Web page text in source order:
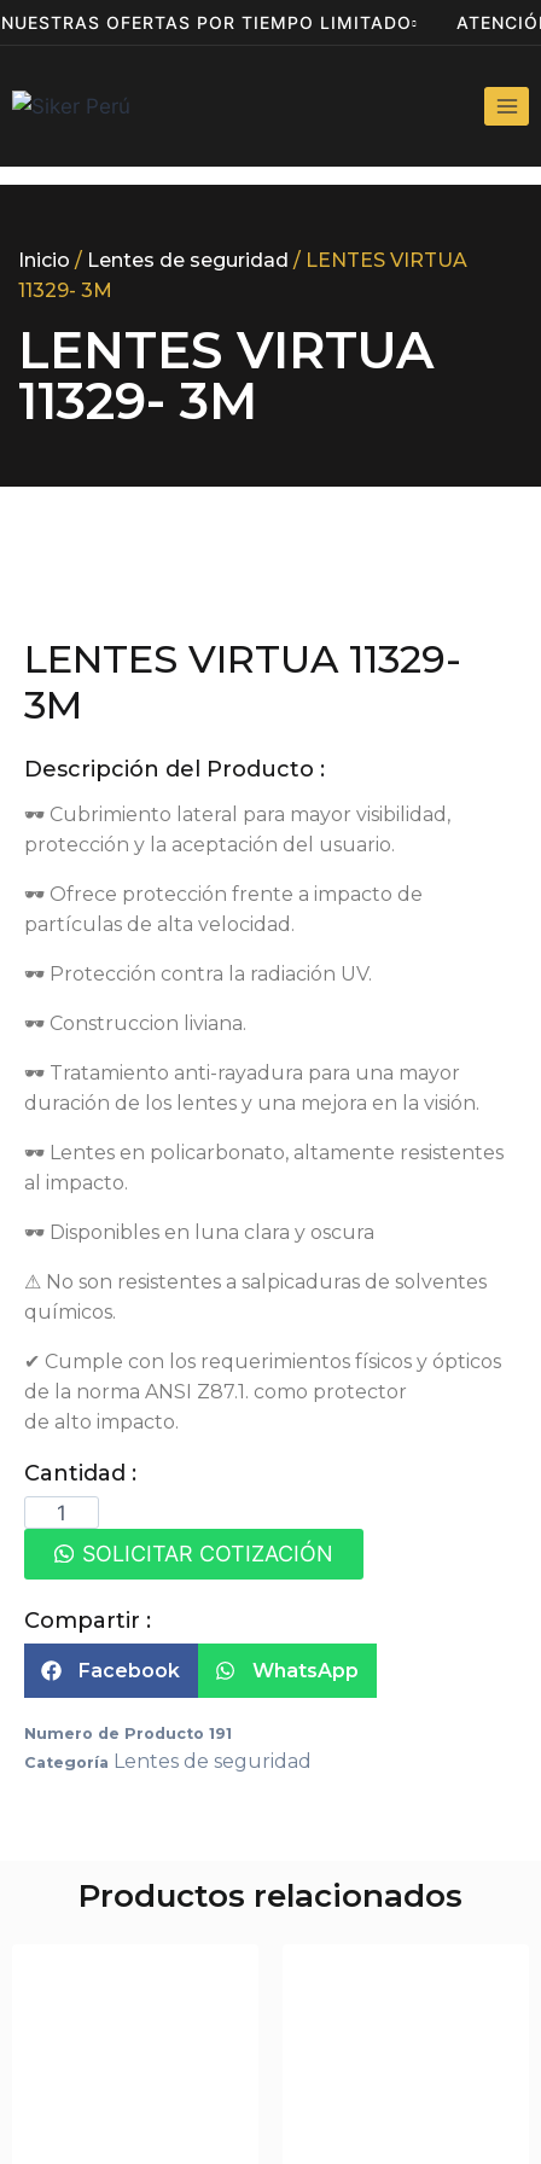
NUESTRAS OFERTAS POR TIEMPO LIMITADO
Inicio / Lentes de seguridad / LENTES VIRTUA
11329- 3M
LENTES VIRTUA
11329- 3M
LENTES VIRTUA 11329-
3M
Descripción del Producto :
🕶 Cubrimiento lateral para mayor visibilidad,
protección y la aceptación del usuario.
🕶 Ofrece protección frente a impacto de
partículas de alta velocidad.
🕶 Protección contra la radiación UV.
🕶 Construccion liviana.
🕶 Tratamiento anti-rayadura para una mayor
duración de los lentes y una mejora en la visión.
🕶 Lentes en policarbonato, altamente resistentes
al impacto.
🕶 Disponibles en luna clara y oscura
⚠ No son resistentes a salpicaduras de solventes
químicos.
✔ Cumple con los requerimientos físicos y ópticos
de la norma ANSI Z87.1. como protector
de alto impacto.
Cantidad :
SOLICITAR COTIZACIÓN
Compartir :
Facebook WhatsApp
Numero de Producto 191
Categoría Lentes de seguridad
Productos relacionados